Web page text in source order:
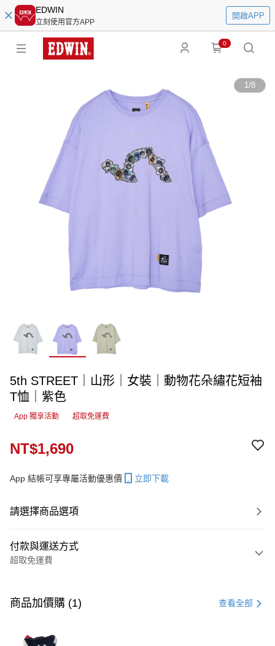
EDWIN
立刻使用官方APP
開啟APP
0
1/8
5th STREET｜山形｜女裝｜動物花朵繡花短袖
T恤｜紫色
App 獨享活動 超取免運費
NT$1,690
App 結帳可享專屬活動優惠價 立即下載
請選擇商品選項
付款與運送方式
超取免運費
信用卡一次付款
商品加價購 (1) 查看全部